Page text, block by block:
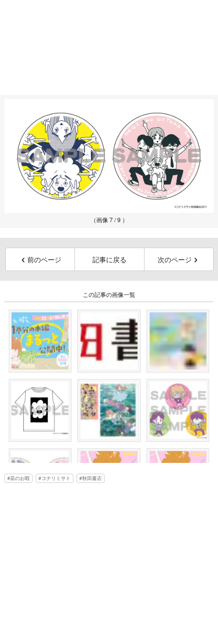
（画像 7 / 9 ）
前のページ 記事に戻る 次のページ
この記事の画像一覧
凪のお暇 コナリミサト 秋田書店